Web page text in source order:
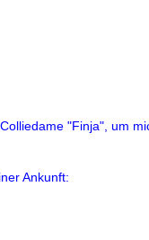
"Finja", um
Ankunft: